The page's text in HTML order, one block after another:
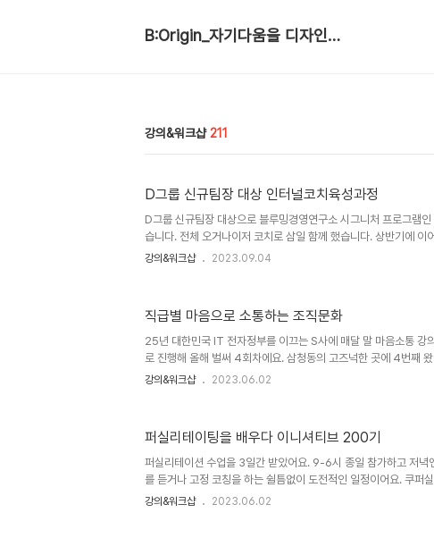
B:Origin_자기다움을 디자인합니다
강의&워크샵 211
D그룹 신규팀장 대상 인터널코치육성과정
D그룹 신규팀장 대상으로 블루밍경영연구소 시그니처 프로그램
습니다. 전체 오거나이저 코치로 삼일 함께 했습니다. 상반기에 이
장님들과 함께했는데요, 소문을 듣고 오셨는지 점점 몰입도 높게 참
서서 열띤 토론을 하고 있더랍니다. 신나게 행복해하며 현업에서 조
실습을 해보시는 모습이 참 아름다웠습니다. 교육 이후에는 3달간
현업에서 코칭을 적용..
강의&워크샵 2023.09.04
직급별 마음으로 소통하는 조직문화
25년 대한민국 IT 전자정부를 이끄는 S사에 매달 말 마음소통 강
로 진행해 올해 벌써 4회차에요. 삼청동의 고즈넉한 곳에 4번째
의 정원이 초록색 정원으로 변신해 있네요. 귀를 활짝 열어주시고,
강의&워크샵 2023.06.02
퍼실리테이팅을 배우다 이니셔티브 200기
퍼실리테이션 수업을 3일간 받았어요. 9-6시 종일 참가하고 저녁
를 듣거나 고정 코칭을 하는 쉴틈없이 도전적인 일정이어요. 쿠퍼
200기를 맞아 200명의 참여인원들과 함께 하는 축제 같은 수업이
강의&워크샵 2023.06.02